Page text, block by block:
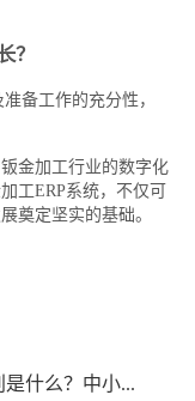
？
备工作的充分性，
金加工行业的数字化
工ERP系统，不仅可
奠定坚实的基础。
是什么？中小...